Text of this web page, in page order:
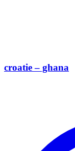
croatie – ghana